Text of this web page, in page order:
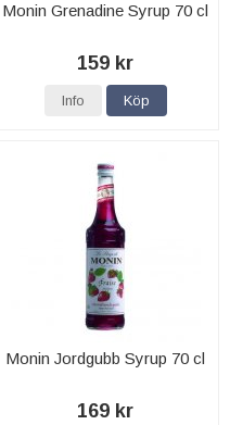
Monin Grenadine Syrup 70 cl
159 kr
Info Köp
Monin Jordgubb Syrup 70 cl
169 kr